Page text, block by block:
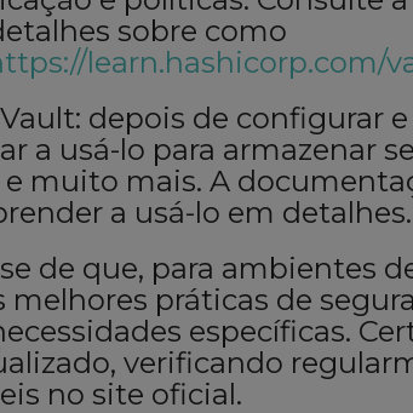
sobre como
learn.hashicorp.com/
depois de configurar
a usá-lo para armazenar
e muito mais. A
a usá-lo em detalhes.
de que, para ambientes
melhores práticas de
específicas.
verificando
no site oficial.